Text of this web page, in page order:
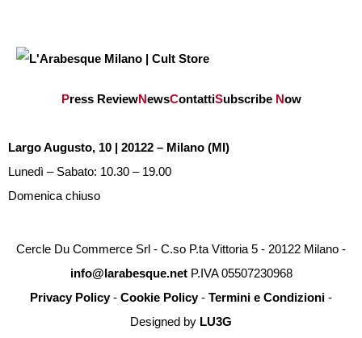
Press ReviewNewsContattiSubscribe Now
Largo Augusto, 10 | 20122 – Milano (MI)
Lunedì – Sabato: 10.30 – 19.00
Domenica chiuso
Cercle Du Commerce Srl - C.so P.ta Vittoria 5 - 20122 Milano -
info@larabesque.netP.IVA 05507230968
Privacy Policy- Cookie Policy- Termini e Condizioni -
Designed by LU3G